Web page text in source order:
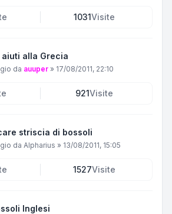
1031Visite
alla Grecia
da auuper » 17/08/2011, 22:10
921Visite
striscia di bossoli
da Alpharius » 13/08/2011, 15:05
1527Visite
Inglesi